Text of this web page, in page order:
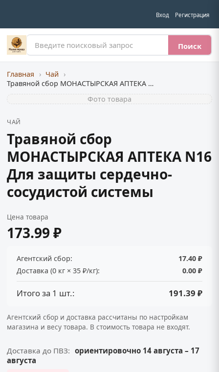
Вход Регистрация
Поиск
Главная › Чай
›
Травяной сбор МОНАСТЫРСКАЯ АПТЕКА N16 Для защиты сердечно-сосудистой системы
Фото товара
ЧАЙ
Травяной сбор
МОНАСТЫРСКАЯ АПТЕКА N16
Для защиты сердечно-
сосудистой системы
Цена товара
173.99 ₽
Агентский сбор:
17.40 ₽
Доставка (0 кг × 35 ₽/кг):
0.00 ₽
Итого за 1 шт.: 191.39 ₽
Агентский сбор и доставка рассчитаны по настройкам
магазина и весу товара. В стоимость товара не входят.
Доставка до ПВЗ: ориентировочно 14 августа – 17
августа